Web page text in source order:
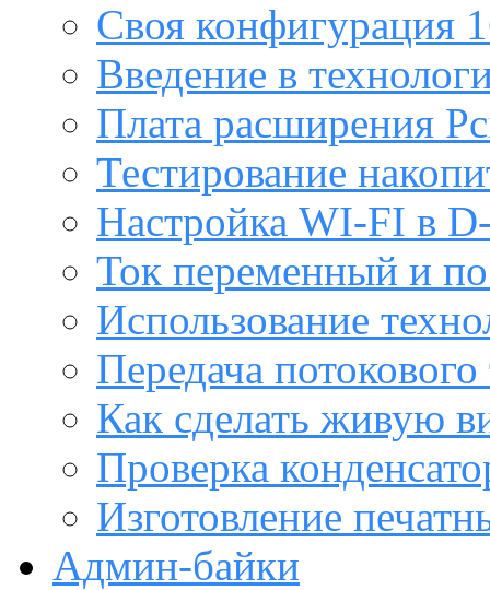
Своя конфигурация
Введение в
Плата расширения
Тестирование
Настройка WI-FI в
Ток переменный и
Использование
Передача
Как сделать живую
Проверка
Изготовление
Админ-байки